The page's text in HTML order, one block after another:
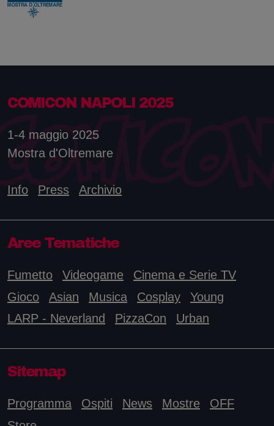
COMICON NAPOLI 2025
1-4 maggio 2025
Mostra d'Oltremare
Info Press Archivio
Aree Tematiche
Fumetto Videogame
Cinema e Serie TV
Gioco
Asian Musica Cosplay
Young
LARP - Neverland
PizzaCon Urban
Sitemap
Programma Ospiti News Mostre
OFF